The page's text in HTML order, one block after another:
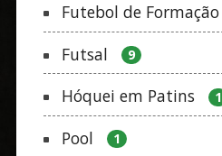
Futebol de Formação
Futsal 9
Hóquei em Patins 1
Pool 1